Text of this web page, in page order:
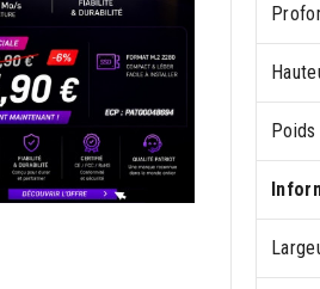
Poids